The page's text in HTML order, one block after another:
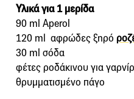
Υλικά για 1 μερίδα
90 ml Aperol
120 ml αφρώδες ξηρό
30 ml σόδα
φέτες ροδάκινου για
θρυμματισμένο πάγο